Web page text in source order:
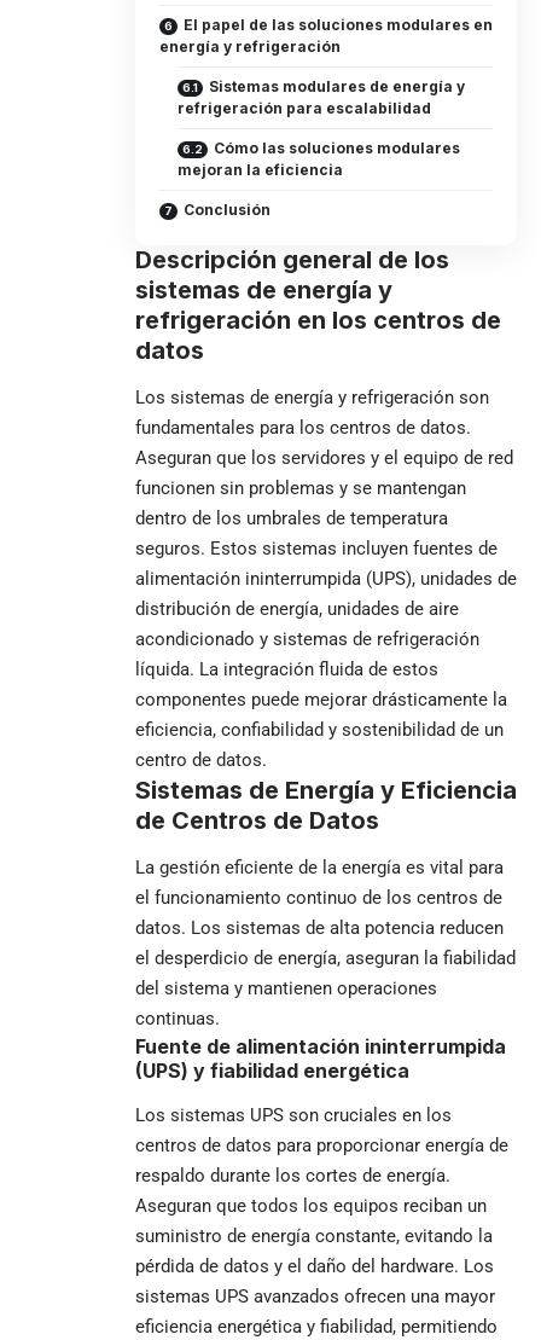
El papel de las soluciones modulares en
energía y refrigeración
Sistemas modulares de energía y
refrigeración para escalabilidad
Cómo las soluciones modulares
mejoran la eficiencia
Conclusión
Descripción general de los
sistemas de energía y
refrigeración en los centros de
datos
Los sistemas de energía y refrigeración son
fundamentales para los centros de datos.
Aseguran que los servidores y el equipo de red
funcionen sin problemas y se mantengan
dentro de los umbrales de temperatura
seguros. Estos sistemas incluyen fuentes de
alimentación ininterrumpida (UPS), unidades de
distribución de energía, unidades de aire
acondicionado y sistemas de refrigeración
líquida. La integración fluida de estos
componentes puede mejorar drásticamente la
eficiencia, confiabilidad y sostenibilidad de un
centro de datos.
Sistemas de Energía y Eficiencia
de Centros de Datos
La gestión eficiente de la energía es vital para
el funcionamiento continuo de los centros de
datos. Los sistemas de alta potencia reducen
el desperdicio de energía, aseguran la fiabilidad
del sistema y mantienen operaciones
continuas.
Fuente de alimentación ininterrumpida
(UPS) y fiabilidad energética
Los sistemas UPS son cruciales en los
centros de datos para proporcionar energía de
respaldo durante los cortes de energía.
Aseguran que todos los equipos reciban un
suministro de energía constante, evitando la
pérdida de datos y el daño del hardware. Los
sistemas UPS avanzados ofrecen una mayor
eficiencia energética y fiabilidad, permitiendo